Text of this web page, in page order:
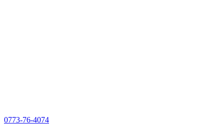
0773-76-4074